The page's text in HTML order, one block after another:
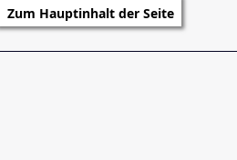
Zum Hauptinhalt der Seite